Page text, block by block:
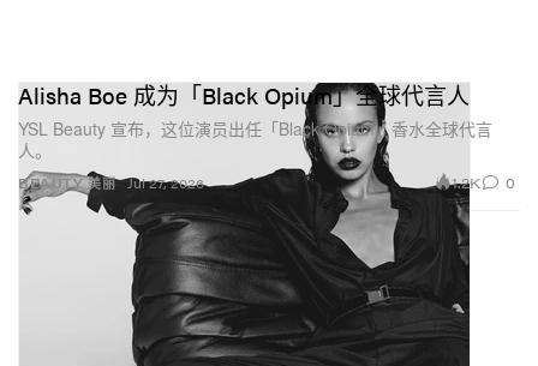
BEAUTY 美丽
Alisha Boe 成为「Black Opium」全球代言人
YSL Beauty 宣布，这位演员出任「Black Opium」香水全球代言
人。
Jul 27, 2026 1.2K 0